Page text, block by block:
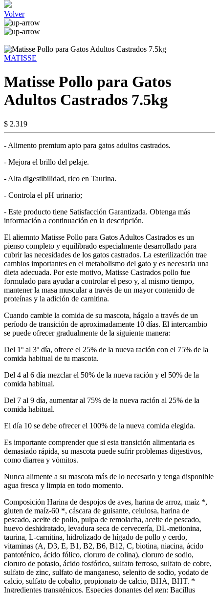
Volver
MATISSE
Matisse Pollo para Gatos
Adultos Castrados 7.5kg
$ 2.319
- Alimento premium apto para gatos adultos castrados.
- Mejora el brillo del pelaje.
- Alta digestibilidad, rico en Taurina.
- Controla el pH urinario;
- Este producto tiene Satisfacción Garantizada. Obtenga más
información a continuación en la descripción.
El aliemnto Matisse Pollo para Gatos Adultos Castrados es un
pienso completo y equilibrado especialmente desarrollado para
cubrir las necesidades de los gatos castrados. La esterilización trae
cambios importantes en el metabolismo del gato y es necesaria una
dieta adecuada. Por este motivo, Matisse Castrados pollo fue
formulado para ayudar a controlar el peso y, al mismo tiempo,
mantener la masa muscular a través de un mayor contenido de
proteínas y la adición de carnitina.
Cuando cambie la comida de su mascota, hágalo a través de un
período de transición de aproximadamente 10 días. El intercambio
se puede ofrecer gradualmente de la siguiente manera:
Del 1º al 3º día, ofrece el 25% de la nueva ración con el 75% de la
comida habitual de tu mascota.
Del 4 al 6 día mezclar el 50% de la nueva ración y el 50% de la
comida habitual.
Del 7 al 9 día, aumentar al 75% de la nueva ración al 25% de la
comida habitual.
El día 10 se debe ofrecer el 100% de la nueva comida elegida.
Es importante comprender que si esta transición alimentaria es
demasiado rápida, su mascota puede sufrir problemas digestivos,
como diarrea y vómitos.
Nunca alimente a su mascota más de lo necesario y tenga disponible
agua fresca y limpia en todo momento.
Composición Harina de despojos de aves, harina de arroz, maíz *,
gluten de maíz-60 *, cáscara de guisante, celulosa, harina de
pescado, aceite de pollo, pulpa de remolacha, aceite de pescado,
huevo deshidratado, levadura seca de cervecería, DL-metionina,
taurina, L-carnitina, hidrolizado de hígado de pollo y cerdo,
vitaminas (A, D3, E, B1, B2, B6, B12, C, biotina, niacina, ácido
pantoténico, ácido fólico, cloruro de colina), cloruro de sodio,
cloruro de potasio, ácido fosfórico, sulfato ferroso, sulfato de cobre,
sulfato de zinc, sulfato de manganeso, selenito de sodio, yodato de
calcio, sulfato de cobalto, propionato de calcio, BHA, BHT. *
Ingredientes transgénicos. Especies donantes del gen: Bacillus